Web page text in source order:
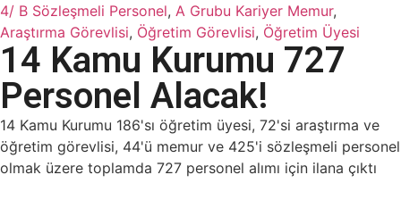
4/ B Sözleşmeli Personel, A Grubu Kariyer Memur,
Araştırma Görevlisi, Öğretim Görevlisi, Öğretim Üyesi
14 Kamu Kurumu 727
Personel Alacak!
14 Kamu Kurumu 186'sı öğretim üyesi, 72'si araştırma ve
öğretim görevlisi, 44'ü memur ve 425'i sözleşmeli personel
olmak üzere toplamda 727 personel alımı için ilana çıktı